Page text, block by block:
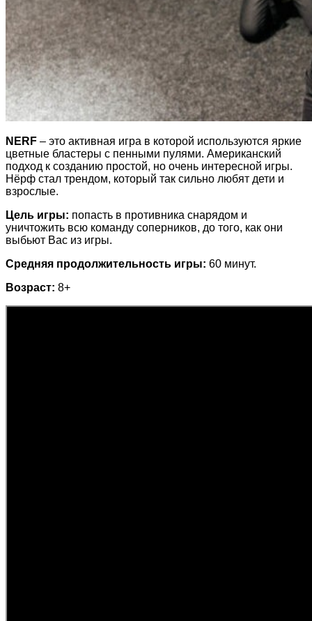
NERF – это активная игра в которой используются яркие
цветные бластеры с пенными пулями. Американский
подход к созданию простой, но очень интересной игры.
Нёрф стал трендом, который так сильно любят дети и
взрослые.
Цель игры: попасть в противника снарядом и
уничтожить всю команду соперников, до того, как они
выбьют Вас из игры.
Средняя продолжительность игры: 60 минут.
Возраст: 8+